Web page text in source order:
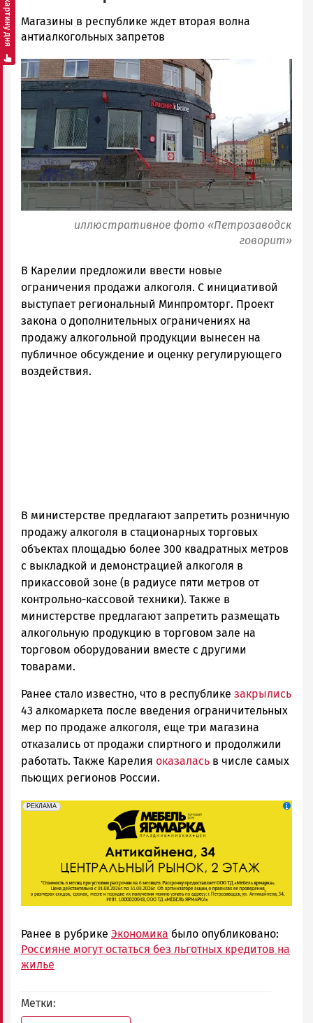
Ольга
Гаврилова
Петрозаводска
и
Карелии
|
Петрозаводск
ГОВОРИТ
Магазины в республике ждет вторая волна
антиалкогольных запретов
Image
иллюстративное фото «Петрозаводск
говорит»
В Карелии предложили ввести новые
ограничения продажи алкоголя. С инициативой
выступает региональный Минпромторг. Проект
закона о дополнительных ограничениях на
продажу алкогольной продукции вынесен на
публичное обсуждение и оценку регулирующего
воздействия.
В министерстве предлагают запретить розничную
продажу алкоголя в стационарных торговых
объектах площадью более 300 квадратных метров
с выкладкой и демонстрацией алкоголя в
прикассовой зоне (в радиусе пяти метров от
контрольно-кассовой техники). Также в
министерстве предлагают запретить размещать
алкогольную продукцию в торговом зале на
торговом оборудовании вместе с другими
товарами.
Ранее стало известно, что в республике закрылись
43 алкомаркета после введения ограничительных
мер по продаже алкоголя, еще три магазина
отказались от продажи спиртного и продолжили
работать. Также Карелия оказалась в числе самых
пьющих регионов России.
erid: 2SDnjeFymr3
РЕКЛАМА
Реклама
Ранее в рубрике Экономика было опубликовано:
Россияне могут остаться без льготных кредитов на
жилье
Метки